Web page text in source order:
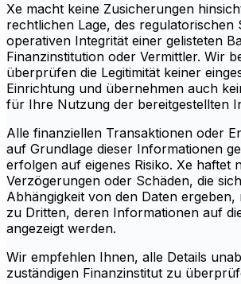
Xe macht keine Zusicherungen
rechtlichen Lage, des regulatorischen
operativen Integrität einer gelisteten
Finanzinstitution oder Vermittler. Wir
überprüfen die Legitimität keiner
Einrichtung und übernehmen auch
für Ihre Nutzung der bereitgestellten
Alle finanziellen Transaktionen oder
auf Grundlage dieser Informationen
erfolgen auf eigenes Risiko. Xe haftet
Verzögerungen oder Schäden, die
Abhängigkeit von den Daten
zu Dritten, deren Informationen auf
angezeigt werden.
Wir empfehlen Ihnen, alle Details
zuständigen Finanzinstitut zu